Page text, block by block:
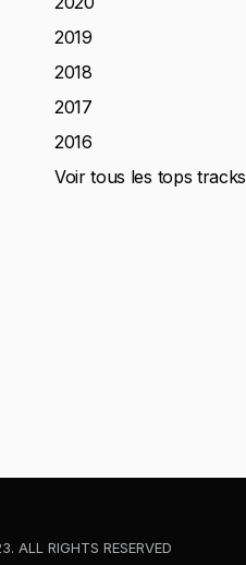
2019
2018
2017
2016
Voir tous les tops tracks
ALL RIGHTS RESERVED